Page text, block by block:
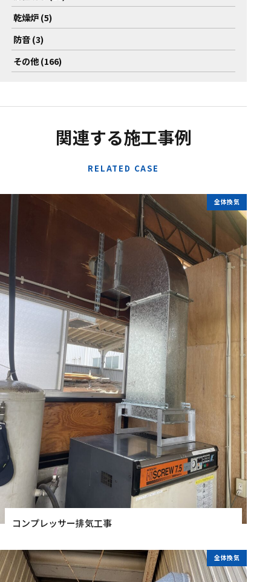
乾燥炉 (5)
防音 (3)
その他 (166)
関連する施工事例
RELATED CASE
全体換気
コンプレッサー排気工事
全体換気